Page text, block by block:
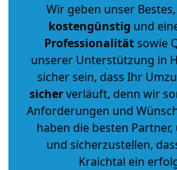
Wir geben unser
kostengünstig und
Professionalitätsowie
unserer Unterstützung in
sicher sein, dass Ihr
sicherverläuft, denn wir
Anforderungen und
haben die besten
und sicherzustellen,
Kraichtal ein